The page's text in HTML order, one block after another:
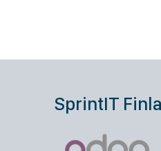
SprintIT